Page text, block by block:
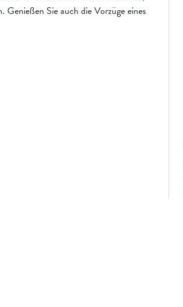
Genießen Sie auch die Vorzüge eines